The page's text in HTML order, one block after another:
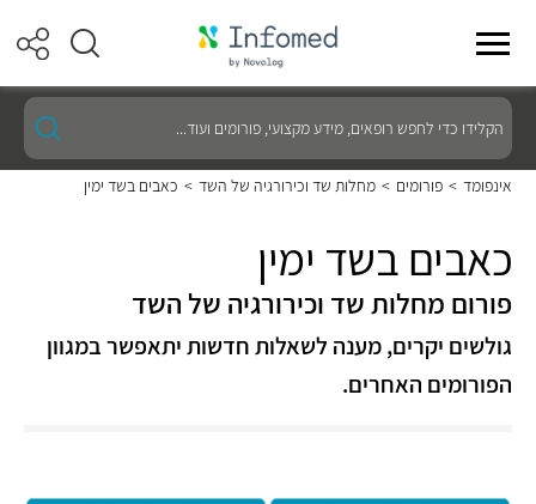
הקלידו
כדי
לחפש
רופאים,
מידע
ועוד...
אינפומד > פורומים > מחלות שד וכירורגיה של השד > כאבים בשד ימין
כאבים בשד ימין
פורום מחלות שד וכירורגיה של השד
גולשים יקרים, מענה לשאלות חדשות יתאפשר במגוון
הפורומים האחרים.